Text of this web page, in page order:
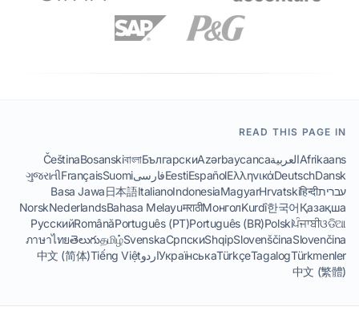
READ THIS PAGE IN
AfrikaansالعربيةAzərbaycanca
Български
বাংলা
Bosanski
Čeština
Dansk
Deutsch
Ελληνικά
Español
EestiفارسیSuomi
Français
ગુજરાતી
עבריתहिन्दी
Hrvatski
Magyar
Indonesia
Italiano
日本語
Basa Jawa
Қазақша
한국어
Kurdî
Монгол
मराठी
Bahasa Melayu
Nederlands
Norsk
ଓଡିଆ
ਪੰਜਾਬੀ
Polski
Português (BR)
Português (PT)
Română
Русский
Slovenčina
Slovenščina
Shqip
Српски
Svenska
தமிழ்
తెలుగు
ภาษาไทย
Türkmenler
Tagalog
Türkçe
УкраїнськаاردوTiếng Việt
中文 (简体)
中文 (繁體)